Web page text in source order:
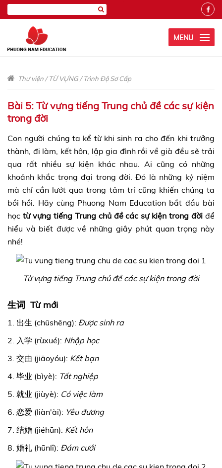
MENU
Thư viện/TỪ VỰNG/Trình Độ Sơ Cấp
Bài 5: Từ vựng tiếng Trung chủ đề các sự kiện
trong đời
Con người chúng ta kể từ khi sinh ra cho đến khi trưởng
thành, đi làm, kết hôn, lập gia đình rồi về già đều sẽ trải
qua rất nhiều sự kiện khác nhau. Ai cũng có những
khoảnh khắc trọng đại trong đời. Đó là những kỷ niệm
mà chỉ cần lướt qua trong tâm trí cũng khiến chúng ta
bồi hồi. Hãy cùng Phuong Nam Education bắt đầu bài
học từ vựng tiếng Trung chủ đề các sự kiện trong đời để
hiểu và biết được về những giây phút quan trọng này
nhé!
Từ vựng tiếng Trung chủ đề các sự kiện trong đời
生词 Từ mới
1. 出生 (chūshēng): Được sinh ra
2. 入学 (rùxué): Nhập học
3. 交由 (jiāoyóu): Kết bạn
4. 毕业 (bìyè): Tốt nghiệp
5. 就业 (jiùyè): Có việc làm
6. 恋爱 (liàn'ài): Yêu đương
7. 结婚 (jiéhūn): Kết hôn
8. 婚礼 (hūnlǐ): Đám cưới